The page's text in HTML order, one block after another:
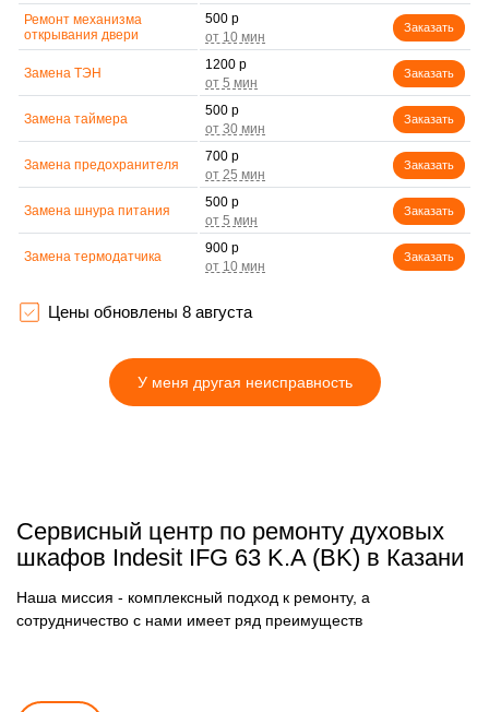
Ремонт механизма
открывания двери
500 р
Заказать
Замена ТЭН
1200 р
Заказать
Замена таймера
500 р
Заказать
Замена предохранителя
700 р
Заказать
Замена шнура питания
500 р
Заказать
Замена термодатчика
900 р
Заказать
управления
Цены обновлены 8 августа
У меня другая неисправность
Сервисный центр по ремонту духовых
шкафов Indesit IFG 63 K.A (BK) в Казани
Наша миссия - комплексный подход к ремонту, а
сотрудничество с нами имеет ряд преимуществ